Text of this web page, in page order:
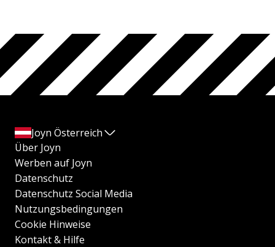
Joyn Österreich
Über Joyn
Werben auf Joyn
Datenschutz
Datenschutz Social Media
Nutzungsbedingungen
Cookie Hinweise
Kontakt & Hilfe